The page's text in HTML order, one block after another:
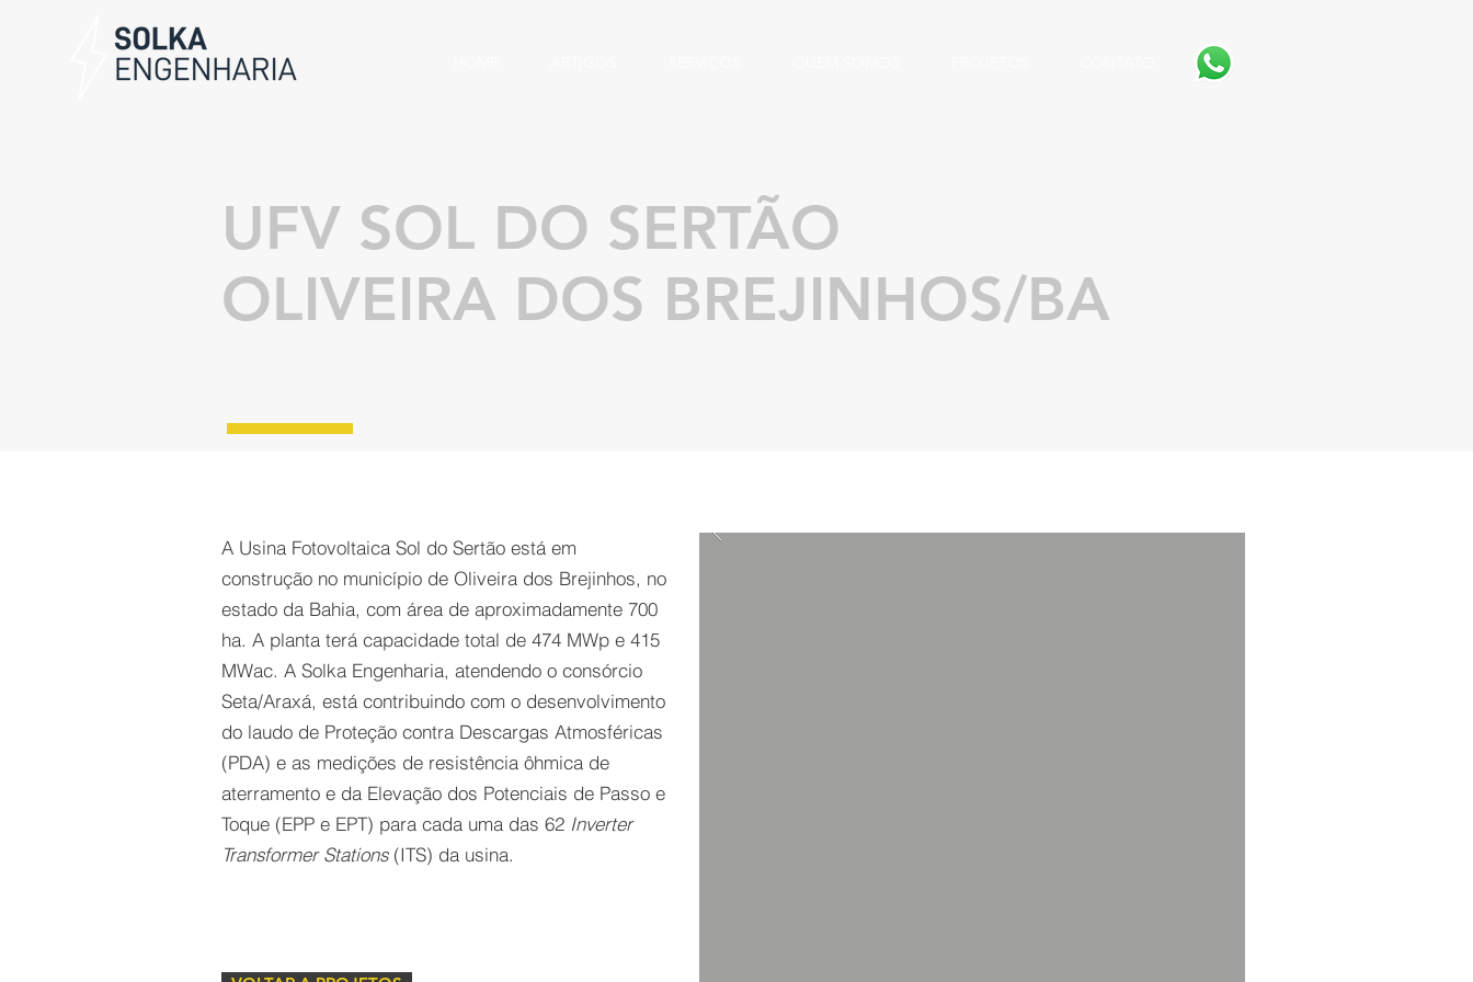
UFV SOL DO SERTÃO
OLIVEIRA DOS BREJINHOS/BA
A Usina Fotovoltaica Sol do Sertão está em
construção no município de Oliveira dos Brejinhos, no
estado da Bahia, com área de aproximadamente 700
ha. A planta terá capacidade total de 474 MWp e 415
MWac. A Solka Engenharia, atendendo o consórcio
Seta/Araxá, está contribuindo com o desenvolvimento
do laudo de Proteção contra Descargas Atmosféricas
(PDA) e as medições de resistência ôhmica de
aterramento e da Elevação dos Potenciais de Passo e
Toque (EPP e EPT) para cada uma das 62 Inverter
Transformer Stations(ITS) da usina.